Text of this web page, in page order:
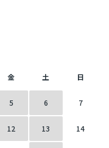
金 土 日
5 6 7
12 13 14